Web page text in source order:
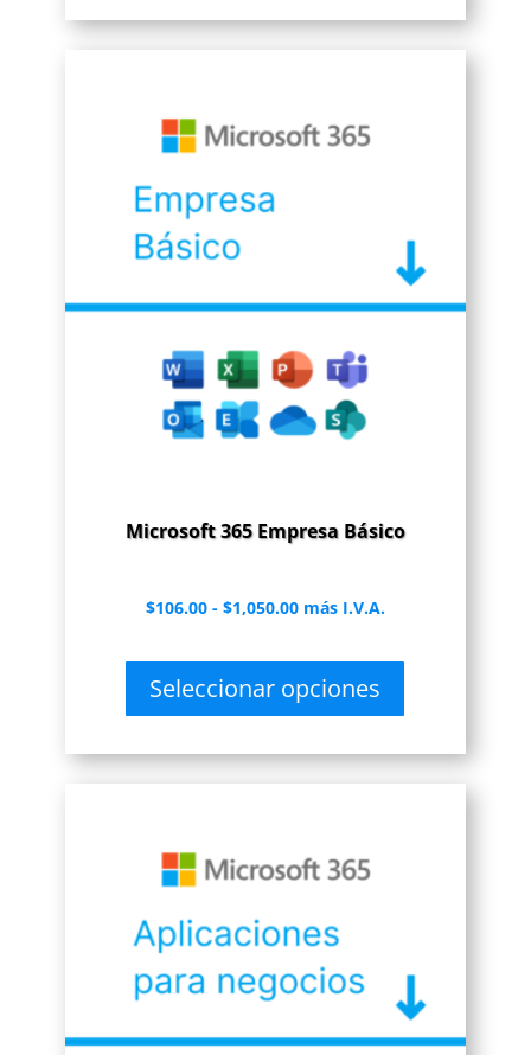
hasta
Microsoft 365 Empresa Básico
$106.00 - $1,050.00Rango
precios:
desde
hasta
más I.V.A.
Seleccionar opciones